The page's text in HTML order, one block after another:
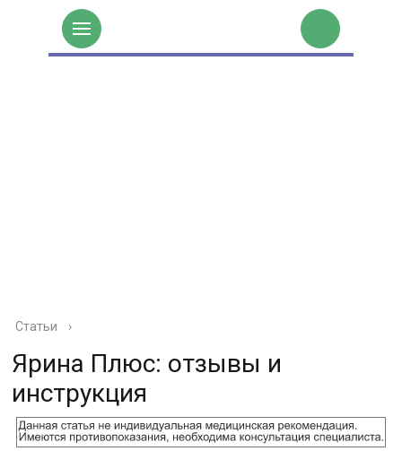
Статьи ›
Ярина Плюс: отзывы и
инструкция